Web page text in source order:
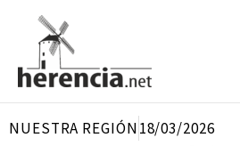
contenido
NUESTRA REGIÓN18/03/2026